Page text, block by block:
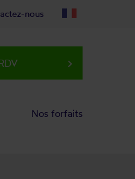
nous
keyboard_arrow_right
Nos forfaits